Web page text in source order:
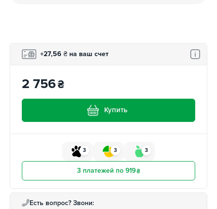
+27,56 ₴ на ваш счет
2 756₴
Купить
3 3 3
3 платежей по 919₴
Есть вопрос? Звони: